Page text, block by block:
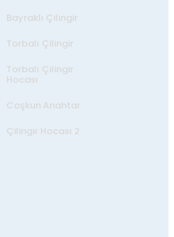
Bayraklı Çilingir
Torbalı Çilingir
Torbalı Çilingir
Hocası
Coşkun Anahtar
Çilingir Hocası 2